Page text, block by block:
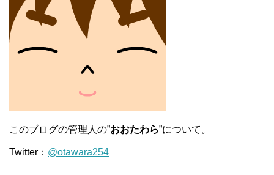
このブログの管理人の”おおたわら”について。
Twitter： @otawara254